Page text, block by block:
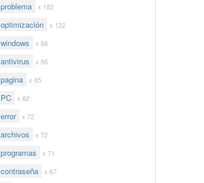
problema x 182
optimización x 122
windows x 88
antivirus x 86
pagina x 85
PC x 82
error x 72
archivos x 72
programas x 71
contraseña x 67